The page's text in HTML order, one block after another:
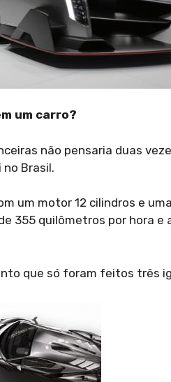
um carro?
não pensaria duas
Brasil.
um motor 12 cilindros e
355 quilômetros por hora e
que só foram feitos três